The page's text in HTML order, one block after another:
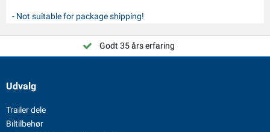
- Not suitable for package shipping!
Vælg PAT Europe!
Godt 35 års erfaring
Udvalg
Trailer dele
Biltilbehør